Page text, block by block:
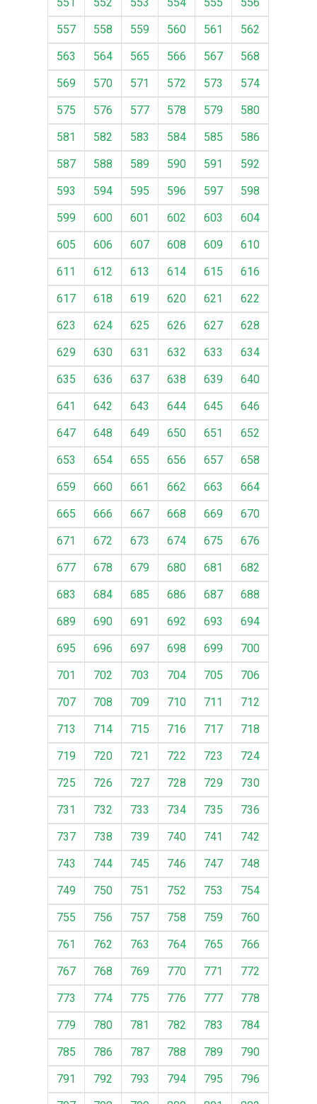
557
558 559 560 561
562
563
564 565 566 567
568
569
570 571 572 573
574
575
576 577 578 579
580
581
582 583 584 585
586
587
588 589 590 591
592
593
594 595 596 597
598
599
600 601 602 603
604
605
606 607 608 609
610
611
612 613 614 615
616
617
618 619 620 621
622
623
624 625 626 627
628
629
630 631 632 633
634
635
636 637 638 639
640
641
642 643 644 645
646
647
648 649 650 651
652
653
654 655 656 657
658
659
660 661 662 663
664
665
666 667 668 669
670
671
672 673 674 675
676
677
678 679 680 681
682
683
684 685 686 687
688
689
690 691 692 693
694
695
696 697 698 699
700
701
702 703 704 705
706
707
708 709 710 711
712
713
714 715 716 717
718
719
720 721 722 723
724
725
726 727 728 729
730
731
732 733 734 735
736
737
738 739 740 741
742
743
744 745 746 747
748
749
750 751 752 753
754
755
756 757 758 759
760
761
762 763 764 765
766
767
768 769 770 771
772
773
774 775 776 777
778
779
780 781 782 783
784
785
786 787 788 789
790
791
792 793 794 795
796